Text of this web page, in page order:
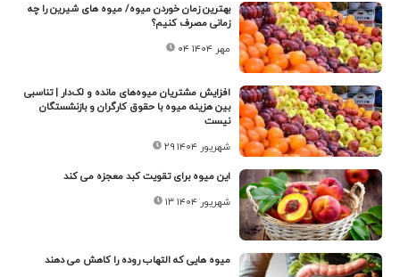
بهترین زمان خوردن میوه/ میوه های شیرین را چه
زمانی مصرف کنیم؟
۰۴ مهر ۱۴۰۴
افزایش مشتریان میوه‌های مانده و لک‌دار | تناسبی
بین هزینه میوه با حقوق کارگران و بازنشستگان
نیست
۲۹ شهریور ۱۴۰۴
این میوه برای تقویت کبد معجزه می کند
۱۳ شهریور ۱۴۰۴
میوه هایی که التهاب روده را کاهش می دهند